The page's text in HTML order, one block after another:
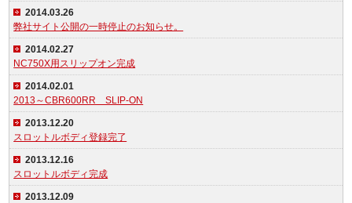
2014.03.26
弊社サイト公開の一時停止のお知らせ。
2014.02.27
NC750X用スリップオン完成
2014.02.01
2013～CBR600RR SLIP-ON
2013.12.20
スロットルボディ登録完了
2013.12.16
スロットルボディ完成
2013.12.09